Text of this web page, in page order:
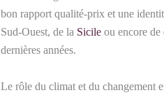
bon rapport qualité-prix et une
Sud-Ouest, de la Sicile ou encore de
dernières années.
Le rôle du climat et du changement